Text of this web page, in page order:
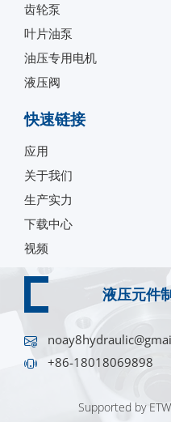
齿轮泵
叶片油泵
油压专用电机
液压阀
快速链接
应用
关于我们
生产实力
下载中心
视频
液压元件
+86-18018069898
Supported by